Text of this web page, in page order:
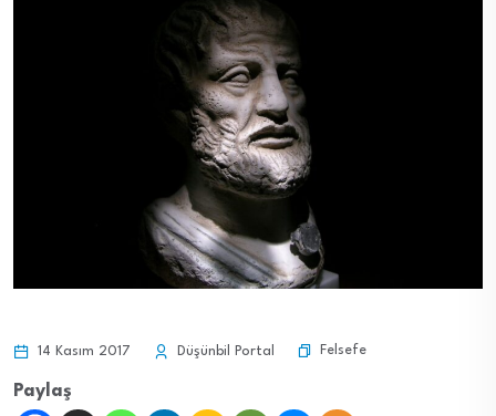
14 Kasım 2017 Düşünbil Portal Felsefe
Paylaş